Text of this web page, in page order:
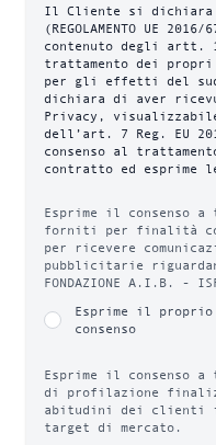
Il Cliente si dichiara
(REGOLAMENTO UE
contenuto degli artt.
trattamento dei
per gli effetti del
dichiara di aver
Privacy, visualizzabile
dell’art. 7 Reg. EU
consenso al
contratto ed esprime
Esprime il consenso
forniti per finalità
per ricevere
pubblicitarie
FONDAZIONE A.I.B. -
Esprime il proprio
consenso
Esprime il
di profilazione
abitudini dei clienti
target di mercato.